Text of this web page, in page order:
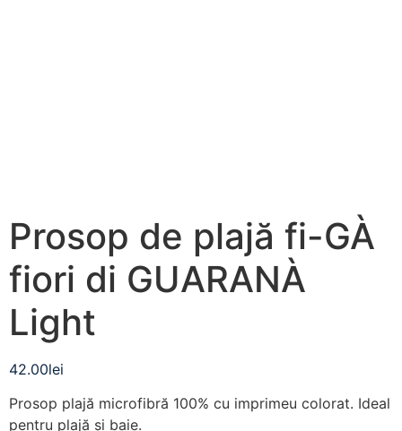
Prosop de plajă fi-GÀ
fiori di GUARANÀ
Light
42.00lei
Prosop plajă microfibră 100% cu imprimeu colorat. Ideal
pentru plajă și baie.